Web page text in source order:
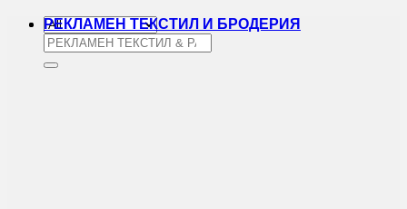
Търсене
за:
РЕКЛАМЕН ТЕКСТИЛ И БРОДЕРИЯ